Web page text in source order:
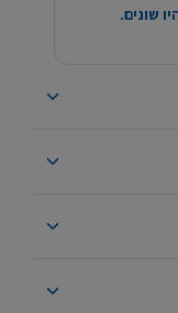
שונים.